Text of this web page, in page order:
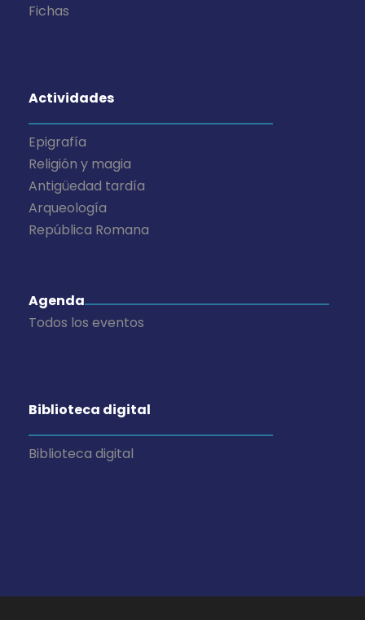
Fichas
Actividades
Epigrafía
Religión y magia
Antigüedad tardía
Arqueología
República Romana
Agenda
Todos los eventos
Biblioteca digital
Biblioteca digital